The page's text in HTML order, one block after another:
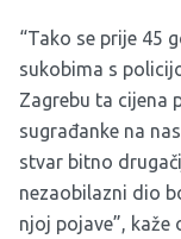
“Tako se prije 45
sukobima s
Zagrebu ta cijena
sugrađanke na
stvar bitno
nezaobilazni dio
njoj pojave”, kaže